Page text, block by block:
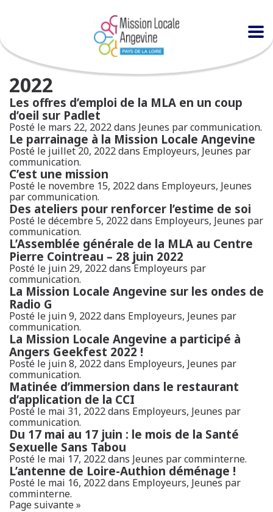
2022
Les offres d’emploi de la MLA en un coup
d’oeil sur Padlet
Posté le mars 22, 2022 dans Jeunes par communication.
Le parrainage à la Mission Locale Angevine
Posté le juillet 20, 2022 dans Employeurs, Jeunes par
communication.
C’est une mission
Posté le novembre 15, 2022 dans Employeurs, Jeunes
par communication.
Des ateliers pour renforcer l’estime de soi
Posté le décembre 5, 2022 dans Employeurs, Jeunes par
communication.
L’Assemblée générale de la MLA au Centre
Pierre Cointreau – 28 juin 2022
Posté le juin 29, 2022 dansEmployeurs par
communication.
La Mission Locale Angevine sur les ondes de
Radio G
Posté le juin 9, 2022 dans Employeurs, Jeunes par
communication.
La Mission Locale Angevine a participé à
Angers Geekfest 2022 !
Posté le juin 8, 2022 dans Employeurs, Jeunes par
communication.
Matinée d’immersion dans le restaurant
d’application de la CCI
Posté le mai 31, 2022 dans Employeurs, Jeunes par
communication.
Du 17 mai au 17 juin : le mois de la Santé
Sexuelle Sans Tabou
Posté le mai 17, 2022 dans Jeunes par comminterne.
L’antenne de Loire-Authion déménage !
Posté le mai 16, 2022 dans Employeurs, Jeunes par
comminterne.
Page suivante »